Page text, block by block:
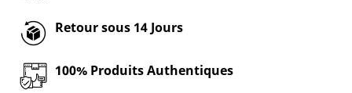
Retour sous 14 Jours
100% Produits Authentiques